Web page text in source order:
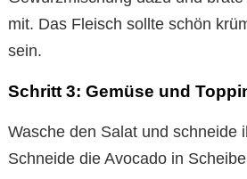
mit. Das Fleisch sollte schön
sein.
Schritt 3: Gemüse und
Wasche den Salat und schneide
Schneide die Avocado in